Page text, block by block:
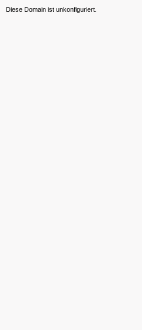
Diese Domain ist unkonfiguriert.